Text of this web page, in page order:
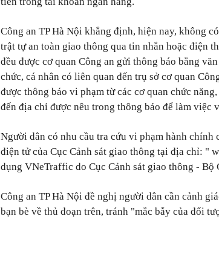
Công an TP Hà Nội khẳng định, hiện nay, không
trật tự an toàn giao thông qua tin nhắn hoặc điện
đều được cơ quan Công an gửi thông báo bằng
chức, cá nhân có liên quan đến trụ sở cơ quan
được thông báo vi phạm từ các cơ quan chức
đến địa chỉ được nêu trong thông báo để làm việc
Người dân có nhu cầu tra cứu vi phạm hành chính
điện tử của Cục Cảnh sát giao thông tại địa chỉ: "
dụng VNeTraffic do Cục Cảnh sát giao thông - Bộ
Công an TP Hà Nội đề nghị người dân cần cảnh
bạn bè về thủ đoạn trên, tránh "mắc bẫy của đối